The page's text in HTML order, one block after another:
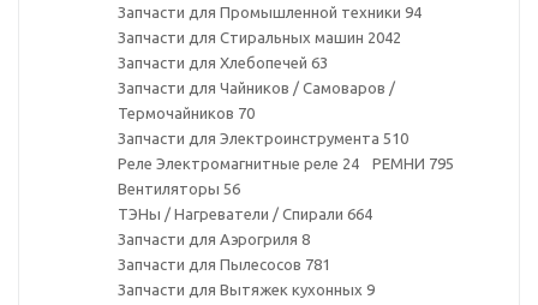
Запчасти для Промышленной техники 94
Запчасти для Стиральных машин 2042
Запчасти для Хлебопечей 63
Запчасти для Чайников / Самоваров /
Термочайников 70
Запчасти для Электроинструмента 510
Реле Электромагнитные реле 24 РЕМНИ 795
Вентиляторы 56
ТЭНы / Нагреватели / Спирали 664
Запчасти для Аэрогриля 8
Запчасти для Пылесосов 781
Запчасти для Вытяжек кухонных 9